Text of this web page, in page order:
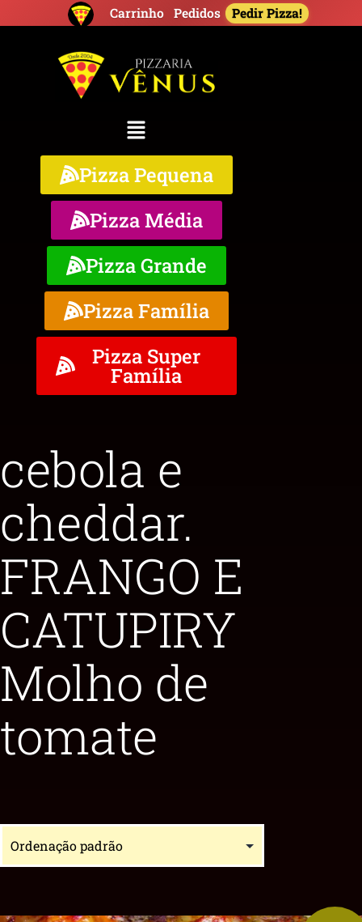
Pizza Pequena
Pizza Média
Pizza Grande
Pizza Família
Pizza Super
Família
cebola e
cheddar.
FRANGO E
CATUPIRY
Molho de
tomate
Carrinho Pedidos Pedir Pizza!